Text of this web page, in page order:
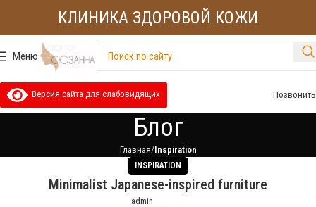
КЛИНИКА ЗДОРОВОЙ КОЖИ
Меню
Версия сайта для слабовидящих Позвонить
Блог
Главная Inspiration
INSPIRATION
Minimalist Japanese-inspired furniture
admin